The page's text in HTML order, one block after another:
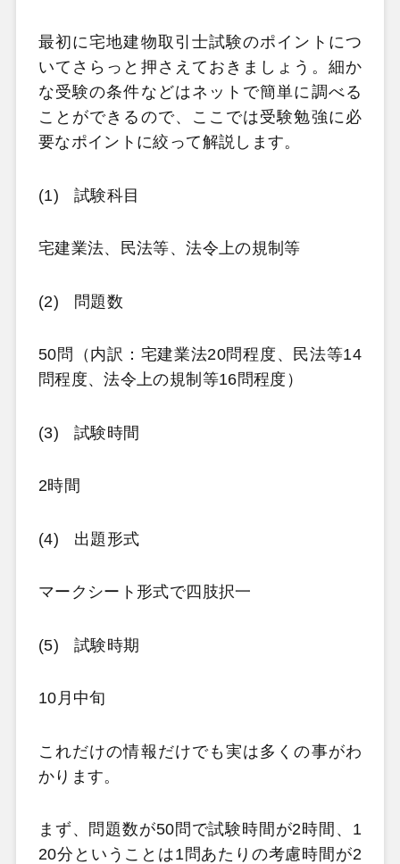
最初に宅地建物取引士試験のポイントにつ
いてさらっと押さえておきましょう。細か
な受験の条件などはネットで簡単に調べる
ことができるので、ここでは受験勉強に必
要なポイントに絞って解説します。
(1) 試験科目
宅建業法、民法等、法令上の規制等
(2) 問題数
50問（内訳：宅建業法20問程度、民法等14
問程度、法令上の規制等16問程度）
(3) 試験時間
2時間
(4) 出題形式
マークシート形式で四肢択一
(5) 試験時期
10月中旬
これだけの情報だけでも実は多くの事がわ
かります。
まず、問題数が50問で試験時間が2時間、1
20分ということは1問あたりの考慮時間が2